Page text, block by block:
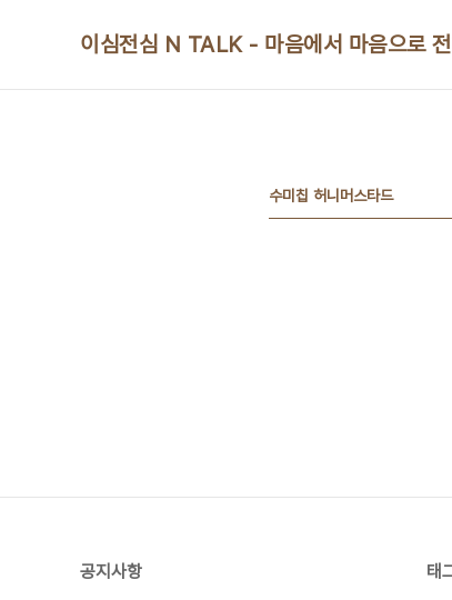
이심전심 N TALK - 마음에서 마음으로
수미칩 허니머스타드
공지사항 태